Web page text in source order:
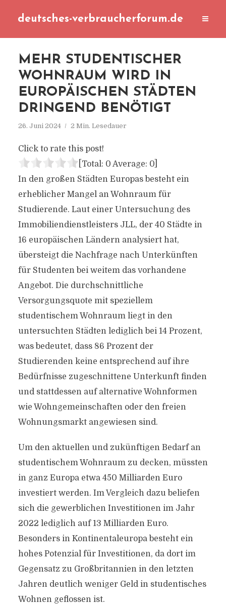
deutsches-verbraucherforum.de
MEHR STUDENTISCHER
WOHNRAUM WIRD IN
EUROPÄISCHEN STÄDTEN
DRINGEND BENÖTIGT
26. Juni 2024 2 Min. Lesedauer
Click to rate this post!
[Total: 0 Average: 0]
In den großen Städten Europas besteht ein
erheblicher Mangel an Wohnraum für
Studierende. Laut einer Untersuchung des
Immobiliendienstleisters JLL, der 40 Städte in
16 europäischen Ländern analysiert hat,
übersteigt die Nachfrage nach Unterkünften
für Studenten bei weitem das vorhandene
Angebot. Die durchschnittliche
Versorgungsquote mit speziellem
studentischem Wohnraum liegt in den
untersuchten Städten lediglich bei 14 Prozent,
was bedeutet, dass 86 Prozent der
Studierenden keine entsprechend auf ihre
Bedürfnisse zugeschnittene Unterkunft finden
und stattdessen auf alternative Wohnformen
wie Wohngemeinschaften oder den freien
Wohnungsmarkt angewiesen sind.
Um den aktuellen und zukünftigen Bedarf an
studentischem Wohnraum zu decken, müssten
in ganz Europa etwa 450 Milliarden Euro
investiert werden. Im Vergleich dazu beliefen
sich die gewerblichen Investitionen im Jahr
2022 lediglich auf 13 Milliarden Euro.
Besonders in Kontinentaleuropa besteht ein
hohes Potenzial für Investitionen, da dort im
Gegensatz zu Großbritannien in den letzten
Jahren deutlich weniger Geld in studentisches
Wohnen geflossen ist.